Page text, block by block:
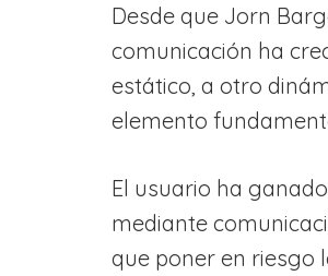
Desde que Jorn
comunicación ha
estático, a otro
elemento
El usuario ha
mediante
que poner en riesgo